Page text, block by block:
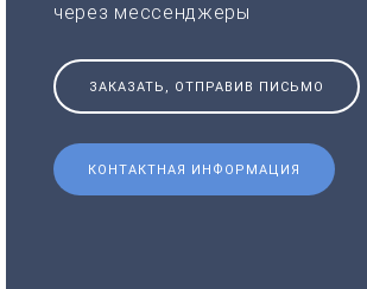
через мессенджеры
ЗАКАЗАТЬ, ОТПРАВИВ ПИСЬМО
КОНТАКТНАЯ ИНФОРМАЦИЯ